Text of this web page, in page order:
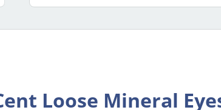
Loose Mineral